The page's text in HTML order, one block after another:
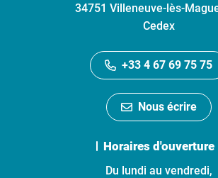
34751 Villeneuve-lès-
Cedex
+33 4 67 69 75 75
Nous écrire
Horaires d'ouverture
Du lundi au vendredi,